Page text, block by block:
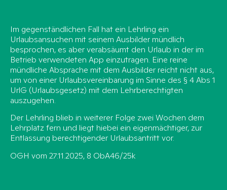
Im gegenständlichen Fall hat ein Lehrling ein
Urlaubsansuchen mit seinem Ausbilder mündlich
besprochen, es aber verabsäumt den Urlaub in der im
Betrieb verwendeten App einzutragen. Eine reine
mündliche Absprache mit dem Ausbilder reicht nicht aus,
um von einer Urlaubsvereinbarung im Sinne des § 4 Abs 1
UrlG (Urlaubsgesetz) mit dem Lehrberechtigten
auszugehen.
Der Lehrling blieb in weiterer Folge zwei Wochen dem
Lehrplatz fern und liegt hiebei ein eigenmächtiger, zur
Entlassung berechtigender Urlaubsantritt vor.
OGH vom 27.11.2025, 8 ObA46/25k